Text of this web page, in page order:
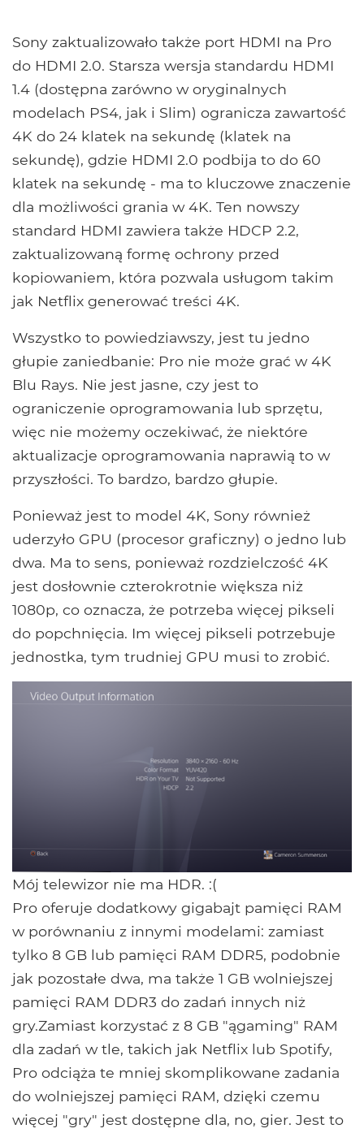
Sony zaktualizowało także port HDMI na Pro
do HDMI 2.0. Starsza wersja standardu HDMI
1.4 (dostępna zarówno w oryginalnych
modelach PS4, jak i Slim) ogranicza zawartość
4K do 24 klatek na sekundę (klatek na
sekundę), gdzie HDMI 2.0 podbija to do 60
klatek na sekundę - ma to kluczowe znaczenie
dla możliwości grania w 4K. Ten nowszy
standard HDMI zawiera także HDCP 2.2,
zaktualizowaną formę ochrony przed
kopiowaniem, która pozwala usługom takim
jak Netflix generować treści 4K.
Wszystko to powiedziawszy, jest tu jedno
głupie zaniedbanie: Pro nie może grać w 4K
Blu Rays. Nie jest jasne, czy jest to
ograniczenie oprogramowania lub sprzętu,
więc nie możemy oczekiwać, że niektóre
aktualizacje oprogramowania naprawią to w
przyszłości. To bardzo, bardzo głupie.
Ponieważ jest to model 4K, Sony również
uderzyło GPU (procesor graficzny) o jedno lub
dwa. Ma to sens, ponieważ rozdzielczość 4K
jest dosłownie czterokrotnie większa niż
1080p, co oznacza, że ​​potrzeba więcej pikseli
do popchnięcia. Im więcej pikseli potrzebuje
jednostka, tym trudniej GPU musi to zrobić.
Mój telewizor nie ma HDR. :(
Pro oferuje dodatkowy gigabajt pamięci RAM
w porównaniu z innymi modelami: zamiast
tylko 8 GB lub pamięci RAM DDR5, podobnie
jak pozostałe dwa, ma także 1 GB wolniejszej
pamięci RAM DDR3 do zadań innych niż
gry.Zamiast korzystać z 8 GB "ągaming" RAM
dla zadań w tle, takich jak Netflix lub Spotify,
Pro odciąża te mniej skomplikowane zadania
do wolniejszej pamięci RAM, dzięki czemu
więcej "gry" jest dostępne dla, no, gier. Jest to